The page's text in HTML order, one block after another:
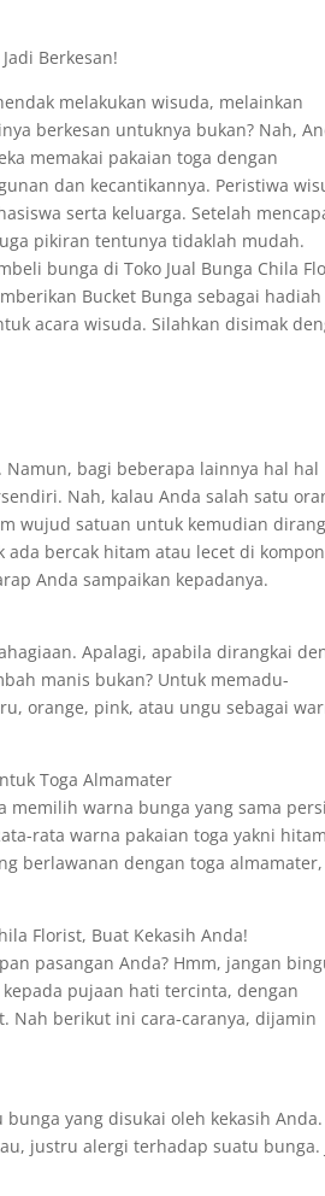
Berkesan!
melakukan wisuda, melainkan
berkesan untuknya bukan? Nah,
memakai pakaian toga dengan
dan kecantikannya. Peristiwa
serta keluarga. Setelah
pikiran tentunya tidaklah mudah.
bunga di Toko Jual Bunga Chila
Bucket Bunga sebagai hadiah
acara wisuda. Silahkan disimak
bagi beberapa lainnya hal hal
Nah, kalau Anda salah satu
wujud satuan untuk kemudian
bercak hitam atau lecet di
Anda sampaikan kepadanya.
Apalagi, apabila dirangkai
manis bukan? Untuk memadu-
orange, pink, atau ungu sebagai
Toga Almamater
memilih warna bunga yang sama
rata warna pakaian toga yakni hitam
berlawanan dengan toga almamater,
Florist, Buat Kekasih Anda!
pasangan Anda? Hmm, jangan
pujaan hati tercinta, dengan
Nah berikut ini cara-caranya, dijamin
yang disukai oleh kekasih Anda.
justru alergi terhadap suatu bunga.